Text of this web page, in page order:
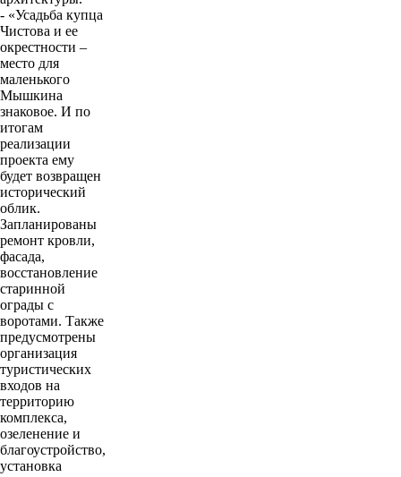
- «Усадьба купца
Чистова и ее
окрестности –
место для
маленького
Мышкина
знаковое. И по
итогам
реализации
проекта ему
будет возвращен
исторический
облик.
Запланированы
ремонт кровли,
фасада,
восстановление
старинной
ограды с
воротами. Также
предусмотрены
организация
туристических
входов на
территорию
комплекса,
озеленение и
благоустройство,
установка